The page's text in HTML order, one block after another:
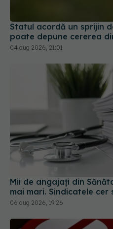
Statul acordă un sprijin
poate depune cererea
04 aug 2026, 21:01
Mii de angajați din
mai mari. Sindicatele cer
06 aug 2026, 19:26